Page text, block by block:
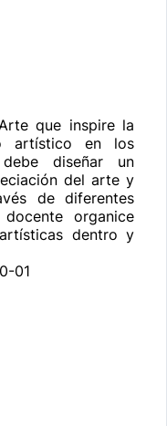
que inspire la
artístico en los
diseñar un
del arte y
de diferentes
organice
dentro y
01